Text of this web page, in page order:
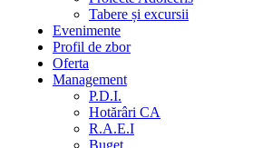
Tabere și excursii
Evenimente
Profil de zbor
Oferta
Management
P.D.I.
Hotărâri CA
R.A.E.I
Buget